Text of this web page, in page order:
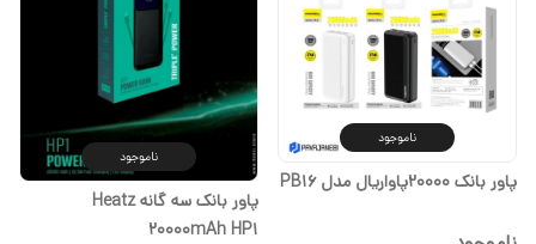
ناموجود
پاور بانک 20000پاواریال مدل PB16
ناموجود
پاور بانک سه گانه Heatz
20000mAh HP1